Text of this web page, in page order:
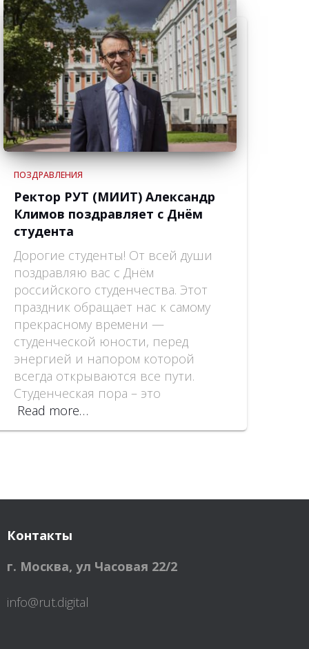
ПОЗДРАВЛЕНИЯ
Ректор РУТ (МИИТ) Александр
Климов поздравляет с Днём
студента
Дорогие студенты! От всей души
поздравляю вас с Днём
российского студенчества. Этот
праздник обращает нас к самому
прекрасному времени —
студенческой юности, перед
энергией и напором которой
всегда открываются все пути.
Студенческая пора – это
Read more…
Контакты
г. Москва, ул Часовая 22/2
info@rut.digital